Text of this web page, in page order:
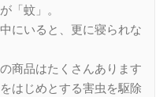
「蚊」。
にいると、更に寝られな
商品はたくさんあります
はじめとする害虫を駆除